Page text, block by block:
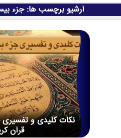
آرشیو برچسب ها:جزء
نکات کلیدی و
قرآن